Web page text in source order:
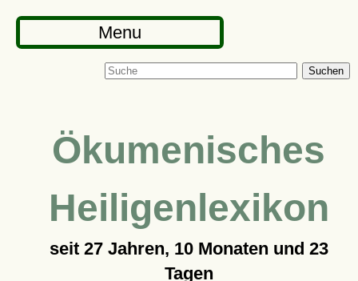
Menu
Suchen
Ökumenisches
Heiligenlexikon
seit 27 Jahren, 10 Monaten und 23
Tagen